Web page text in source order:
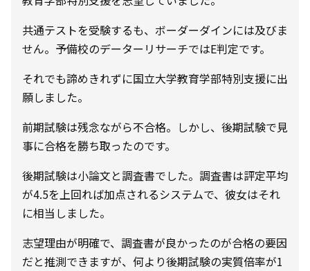
共通テストを受験するも、ボーダーダインには及びま
せん。予備校のデーターリサーチではE判定です。
それでも諦めきれずに国立大学教育学部特別支援に出
願しました。
前期試験は残念ながら不合格。しかし、後期試験で見
事に合格を勝ち取ったのです。
後期試験は小論文と調査書でした。調査書は評定平均
が4.5を上回れば加点されるシステムで、彼女はそれ
に相当しました。
志望理由が明確で、調査書が良かったのが合格の要因
だと推測できますが、何より後期試験の実質倍率が1